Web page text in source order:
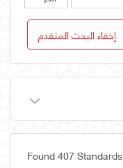
إخفاء البحث المتقدم
Found 407 Standards